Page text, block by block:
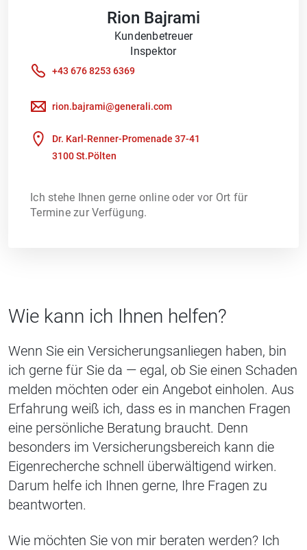
Rion Bajrami
Kundenbetreuer
Inspektor
+43 676 8253 6369
rion.bajrami@generali.com
Dr. Karl-Renner-Promenade 37-41
3100 St.Pölten
Ich stehe Ihnen gerne online oder vor Ort für
Termine zur Verfügung.
Wie kann ich Ihnen helfen?
Wenn Sie ein Versicherungsanliegen haben, bin
ich gerne für Sie da — egal, ob Sie einen Schaden
melden möchten oder ein Angebot einholen. Aus
Erfahrung weiß ich, dass es in manchen Fragen
eine persönliche Beratung braucht. Denn
besonders im Versicherungsbereich kann die
Eigenrecherche schnell überwältigend wirken.
Darum helfe ich Ihnen gerne, Ihre Fragen zu
beantworten.
Wie möchten Sie von mir beraten werden? Ich